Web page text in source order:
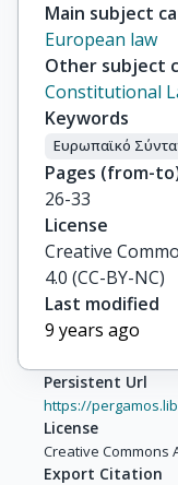
Main subject
European law
Other subject
Constitutional
Keywords
Ευρωπαϊκό
Pages (from-
26-33
License
Creative
4.0 (CC-BY-NC)
Last modified
9 years ago
Persistent Url
https://
License
Creative Commons
Export Citation